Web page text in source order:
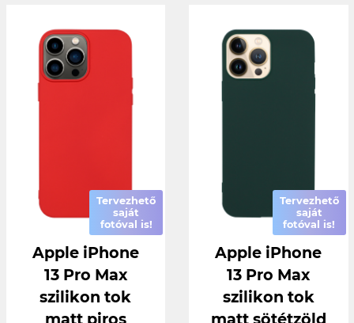
Tervezhető
saját
fotóval is!
Apple iPhone
13 Pro Max
szilikon tok
Tervezhető
saját
fotóval is!
Apple iPhone
13 Pro Max
szilikon tok